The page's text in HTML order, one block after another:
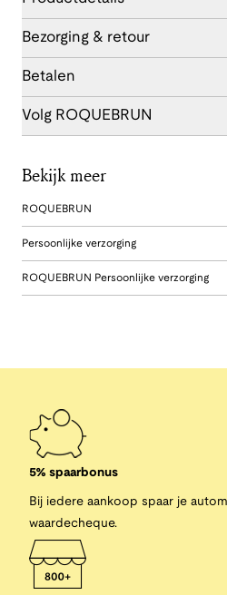
Bezorging & retour
Betalen
Volg ROQUEBRUN
Bekijk meer
ROQUEBRUN
Persoonlijke verzorging
ROQUEBRUN Persoonlijke verzorging
5% spaarbonus
Bij iedere aankoop spaar je
waardecheque.